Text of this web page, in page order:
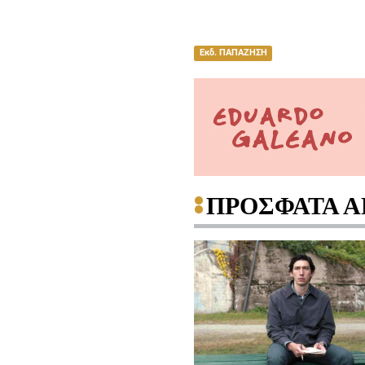
Εκδ. ΠΑΠΑΖΗΣΗ
ΠΡΟΣΦΑΤΑ